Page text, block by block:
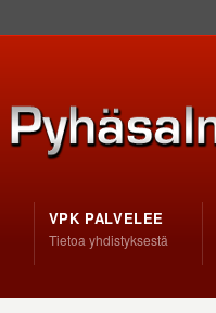
VPK PALVELEE
Tietoa yhdistyksestä